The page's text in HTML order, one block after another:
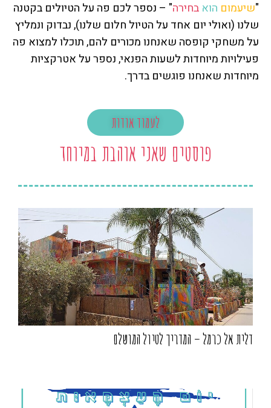
"שיעמום הוא בחירה" – נספר לכם פה על הטיולים בקטנה
שלנו (ואולי יום אחד על הטיול חלום שלנו), נבדוק ונמליץ
על משחקי קופסה שאנחנו מכורים להם, תוכלו למצוא פה
פעילויות מיוחדות לשעות הפנאי, נספר על אטרקציות
מיוחדות שאנחנו פוגשים בדרך.
לעמוד אודות
פוסטים שאני אוהבת במיוחד
דלית אל כרמל – המדריך לטיול המושלם